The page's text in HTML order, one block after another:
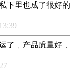
下里也成了很好的
了，产品质量好，